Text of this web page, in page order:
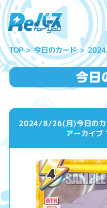
TOP 今日のカード
2024/8/26(月)今日のカ
アーカイ